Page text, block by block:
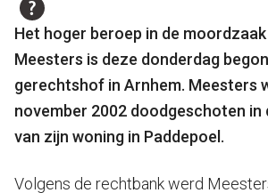
Het hoger beroep in de
Meesters is deze donderdag
gerechtshof in Arnhem. Meesters
november 2002 doodgeschoten in
van zijn woning in Paddepoel.
Volgens de rechtbank werd